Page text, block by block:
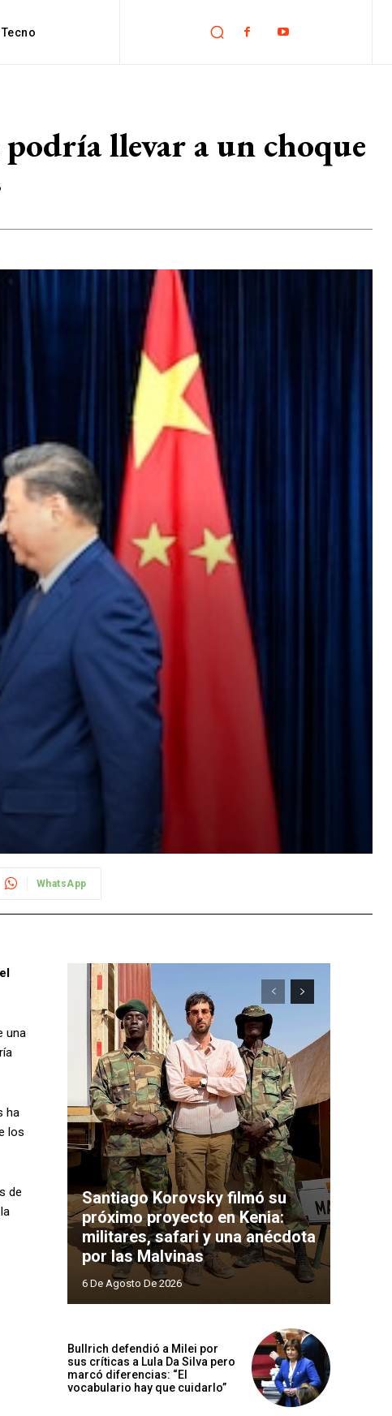
Tecno
llevar a un choque
WhatsApp
una
ha
los
de
Santiago Korovsky filmó su
próximo proyecto en Kenia:
militares, safari y una anécdota
por las Malvinas
6 De Agosto De 2026
Bullrich defendió a Milei por
sus críticas a Lula Da Silva pero
marcó diferencias: “El
vocabulario hay que cuidarlo”